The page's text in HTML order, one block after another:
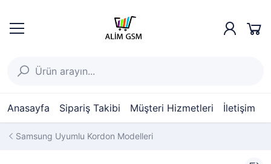
Anasayfa Sipariş Takibi Müşteri Hizmetleri İletişim
Samsung Uyumlu Kordon Modelleri